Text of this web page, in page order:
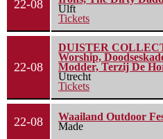
22-08
Ulft
Tickets
22-08
DUISTER
Worship,
Modder, Terzij De
Utrecht
Tickets
22-08
Waailand Outdoor
Made